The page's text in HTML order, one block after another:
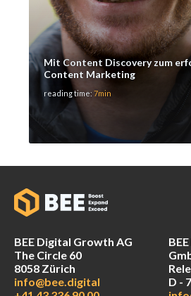
Mit Content Discovery zum
Content Marketing
reading time: 7min
BEE Digital Growth AG
The Circle 60
8058 Zürich
info@bee.digital
D -